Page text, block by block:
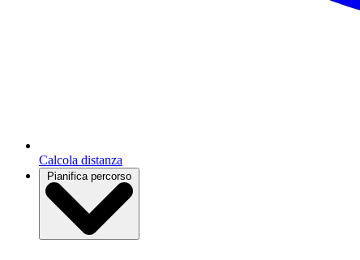
Calcola distanza
Pianifica percorso